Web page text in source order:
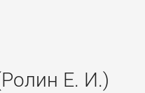
Е. И.)